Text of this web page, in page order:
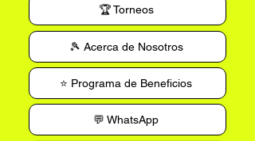
🏆 Torneos
🎾 Acerca de Nosotros
⭐ Programa de Beneficios
💬 WhatsApp